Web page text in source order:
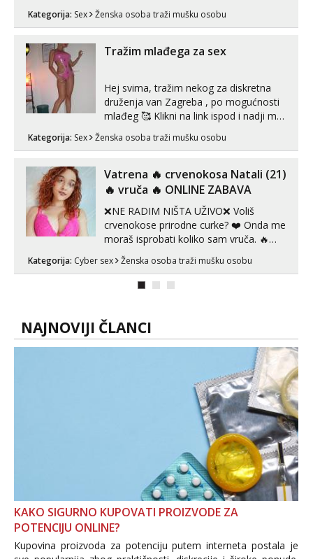
može i nešto više.💋🌺 Klikni na link
Kategorija: Sex Ženska osoba traži mušku osobu
Tražim mlađega za sex
Hej svima, tražim nekog za diskretna
druženja van Zagreba , po mogućnosti
mlađeg 🥰 Klikni na link ispod i nadji me
Kategorija: Sex Ženska osoba traži mušku osobu
Vatrena ‎️‍🔥 crvenokosa Natali (21)
‎️‍🔥 vruča‎ ️‍🔥 ONLINE ZABAVA
❌NE RADIM NIŠTA UŽIVO❌ Voliš
crvenokose prirodne curke? ❤️ Onda me
moraš isprobati koliko sam vruča.‎ ️‍🔥
MLADA vražica koja ima 100%
prorodne grudi, 💦 Misli su mi uvijek
prljave i u svemu vidim samo užitak. 💦
s kolegica...
Kategorija: Cyber sex Ženska osoba traži mušku osobu
NAJNOVIJI ČLANCI
KAKO SIGURNO KUPOVATI PROIZVODE ZA
POTENCIJU ONLINE?
Kupovina proizvoda za potenciju putem interneta postala je